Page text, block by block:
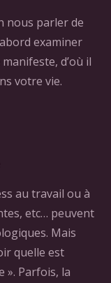
nous parler de
examiner
d’où il
votre vie.
au travail ou à
etc… peuvent
Mais
quelle est
». Parfois, la